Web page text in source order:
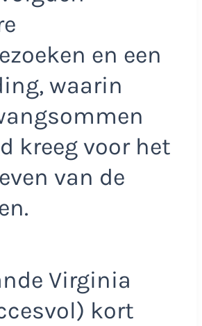
en een
waarin
kreeg voor het
van de
Virginia
kort